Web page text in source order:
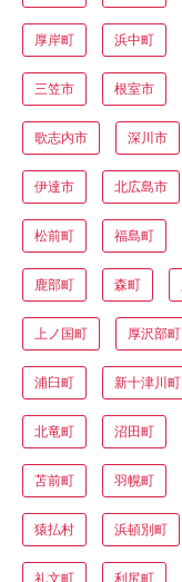
厚岸町 浜中町
三笠市 根室市
歌志内市 深川市
伊達市 北広島市
松前町 福島町
鹿部町 森町
上ノ国町 厚沢部町
浦臼町 新十津川町
北竜町 沼田町
苫前町 羽幌町
猿払村 浜頓別町
礼文町 利尻町